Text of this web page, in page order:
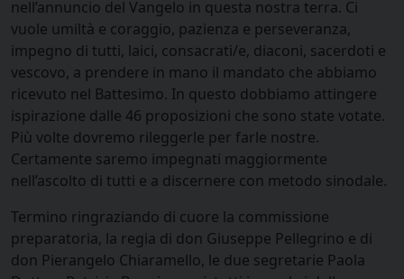
nell’annuncio del Vangelo in questa nostra terra. Ci
vuole umiltà e coraggio, pazienza e perseveranza,
impegno di tutti, laici, consacrati/e, diaconi, sacerdoti e
vescovo, a prendere in mano il mandato che abbiamo
ricevuto nel Battesimo. In questo dobbiamo attingere
ispirazione dalle 46 proposizioni che sono state votate.
Più volte dovremo rileggerle per farle nostre.
Certamente saremo impegnati maggiormente
nell’ascolto di tutti e a discernere con metodo sinodale.
Termino ringraziando di cuore la commissione
preparatoria, la regia di don Giuseppe Pellegrino e di
don Pierangelo Chiaramello, le due segretarie Paola